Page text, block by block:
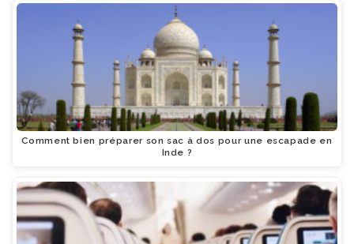
Comment bien préparer son sac à dos pour une escapade en
Inde ?